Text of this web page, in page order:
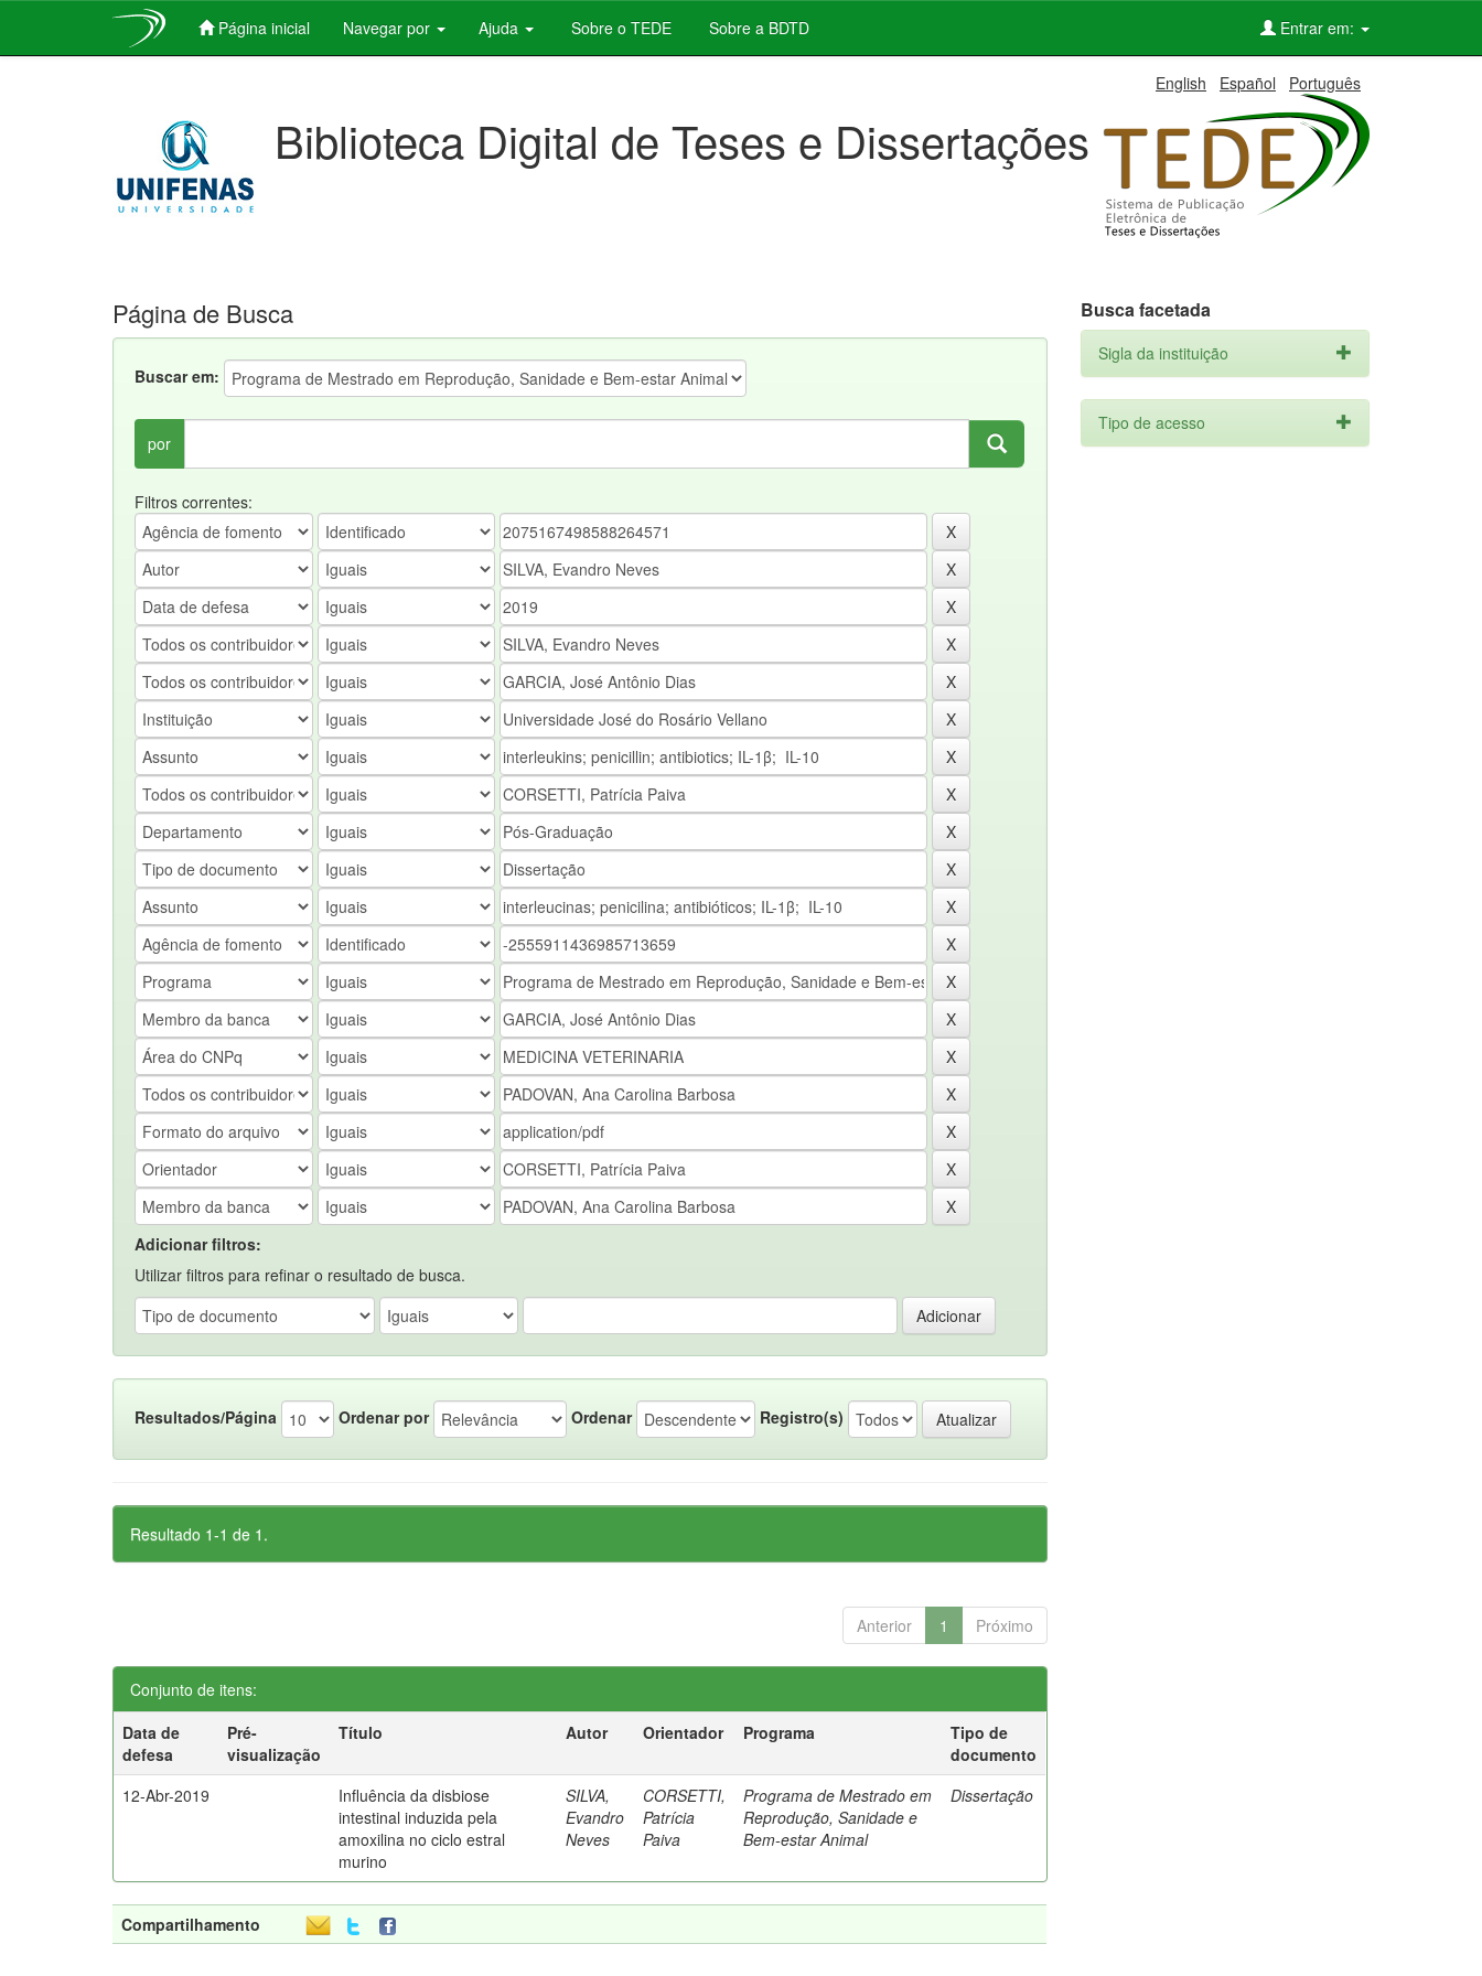
Página inicial Navegar por Ajuda Sobre o TEDE Sobre a BDTD Entrar em:
English Español Português
Biblioteca Digital de Teses e Dissertações
Página de Busca
Buscar em:
por
Filtros correntes:
Adicionar filtros:
Utilizar filtros para refinar o resultado de busca.
Resultados/Página Ordenar por Ordenar Registro(s)
Resultado 1-1 de 1.
Anterior 1 Próximo
Conjunto de itens:
Data de
defesa
Pré-
visualização
Título Autor Orientador Programa
Tipo de
documento
12-Abr-2019
Influência da disbiose
intestinal induzida pela
amoxilina no ciclo estral
murino
SILVA,
Evandro
Neves
CORSETTI,
Patrícia
Paiva
Programa de Mestrado em
Reprodução, Sanidade e
Bem-estar Animal
Dissertação
Compartilhamento
Busca facetada
Sigla da instituição
Tipo de acesso